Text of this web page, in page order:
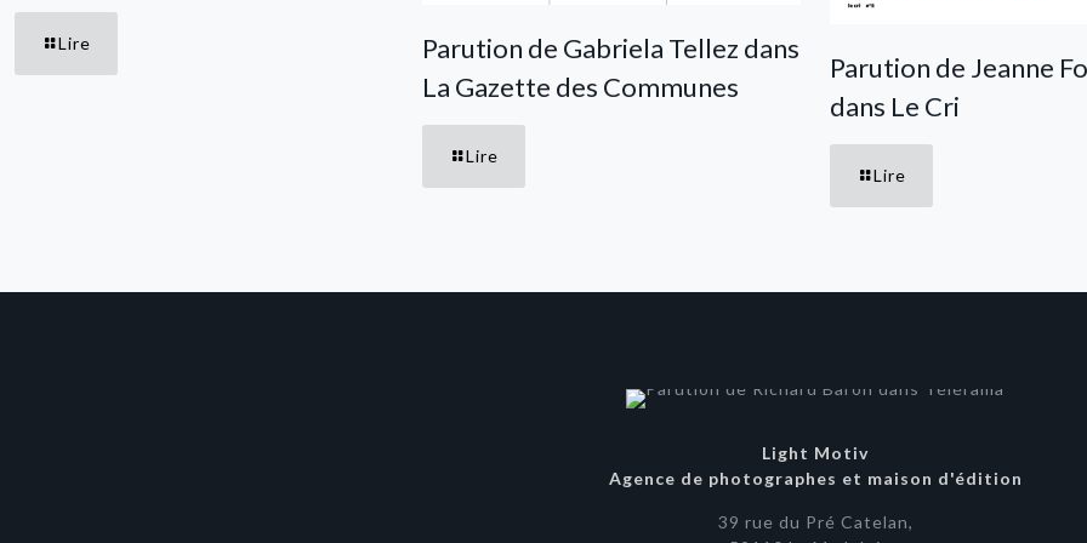
Lire
Parution de Gabriela Tellez dans
La Gazette des Communes
Lire
Parution de Jeanne
dans Le Cri
Lire
Light Motiv
Agence de photographes et maison d'édition
39 rue du Pré Catelan,